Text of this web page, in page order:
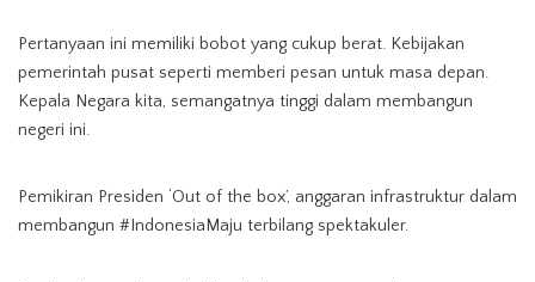
Pertanyaan ini memiliki bobot yang cukup berat. Kebijakan
pemerintah pusat seperti memberi pesan untuk masa depan.
Kepala Negara kita, semangatnya tinggi dalam membangun
negeri ini.
Pemikiran Presiden ‘Out of the box’, anggaran infrastruktur dalam
membangun #IndonesiaMaju terbilang spektakuler.